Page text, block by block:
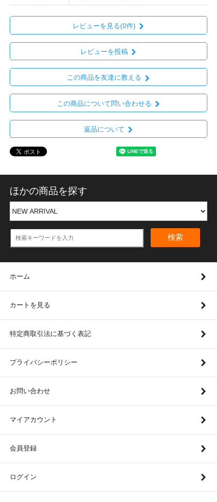
レビューを見る(0件)
レビューを投稿
この商品を友達に教える
この商品について問い合わせる
返品について
ほかの商品を探す
検索
ホーム
カートを見る
特定商取引法に基づく表記
プライバシーポリシー
お問い合わせ
マイアカウント
会員登録
ログイン